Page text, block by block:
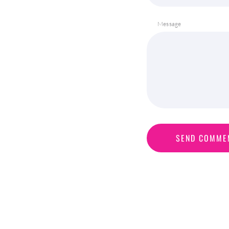
Message
SEND COMME
SEND